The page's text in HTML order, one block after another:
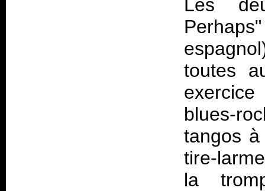
Les
toutes
blues-
tangos
tire-
la